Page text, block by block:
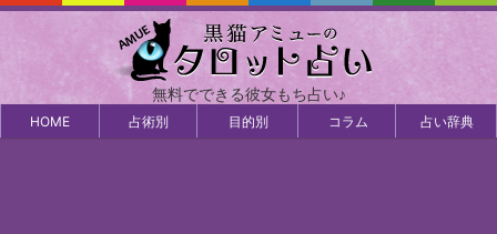
無料でできる彼女もち占い♪
HOME 占術別 目的別 コラム 占い辞典